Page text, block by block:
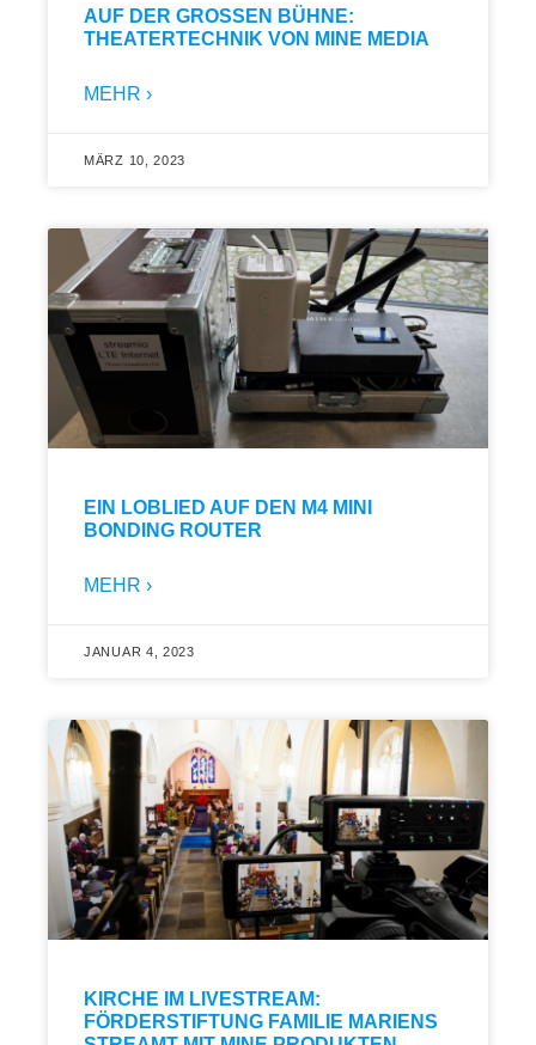
AUF DER GROSSEN BÜHNE: T
HEATERTECHNIK VON MINE MEDIA
MEHR ›
MÄRZ 10, 2023
EIN LOBLIED AUF DEN M4 MINI
BONDING ROUTER
MEHR ›
JANUAR 4, 2023
KIRCHE IM LIVESTREAM:
FÖRDERSTIFTUNG FAMILIE MARIENS